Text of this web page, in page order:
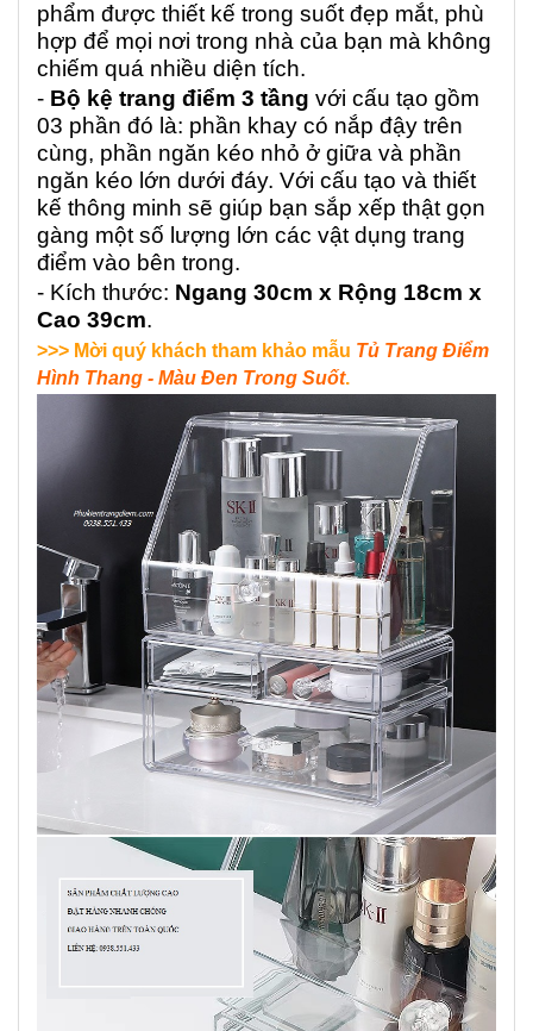
phẩm được thiết kế trong suốt đẹp mắt, phù
hợp để mọi nơi trong nhà của bạn mà không
chiếm quá nhiều diện tích.
- Bộ kệ trang điểm 3 tầng với cấu tạo gồm
03 phần đó là: phần khay có nắp đậy trên
cùng, phần ngăn kéo nhỏ ở giữa và phần
ngăn kéo lớn dưới đáy. Với cấu tạo và thiết
kế thông minh sẽ giúp bạn sắp xếp thật gọn
gàng một số lượng lớn các vật dụng trang
điểm vào bên trong.
- Kích thước: Ngang 30cm x Rộng 18cm x
Cao 39cm.
>>> Mời quý khách tham khảo mẫu Tủ Trang Điểm
Hình Thang - Màu Đen Trong Suốt.